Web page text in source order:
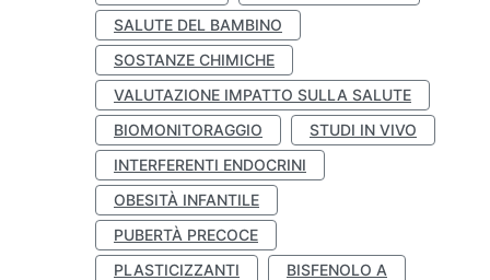
SALUTE DEL BAMBINO
SOSTANZE CHIMICHE
VALUTAZIONE IMPATTO SULLA SALUTE
BIOMONITORAGGIO
STUDI IN VIVO
INTERFERENTI ENDOCRINI
OBESITÀ INFANTILE
PUBERTÀ PRECOCE
PLASTICIZZANTI
BISFENOLO A